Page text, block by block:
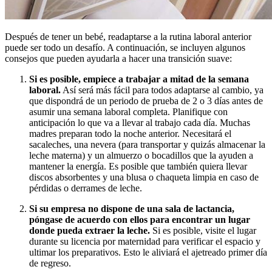
Después de tener un bebé, readaptarse a la rutina laboral anterior
puede ser todo un desafío. A continuación, se incluyen algunos
consejos que pueden ayudarla a hacer una transición suave:
Si es posible, empiece a trabajar a mitad de la semana
laboral. Así será más fácil para todos adaptarse al cambio, ya
que dispondrá de un periodo de prueba de 2 o 3 días antes de
asumir una semana laboral completa. Planifique con
anticipación lo que va a llevar al trabajo cada día. Muchas
madres preparan todo la noche anterior. Necesitará el
sacaleches, una nevera (para transportar y quizás almacenar la
leche materna) y un almuerzo o bocadillos que la ayuden a
mantener la energía. Es posible que también quiera llevar
discos absorbentes y una blusa o chaqueta limpia en caso de
pérdidas o derrames de leche.
Si su empresa no dispone de una sala de lactancia,
póngase de acuerdo con ellos para encontrar un lugar
donde pueda extraer la leche. Si es posible, visite el lugar
durante su licencia por maternidad para verificar el espacio y
ultimar los preparativos. Esto le aliviará el ajetreado primer día
de regreso.